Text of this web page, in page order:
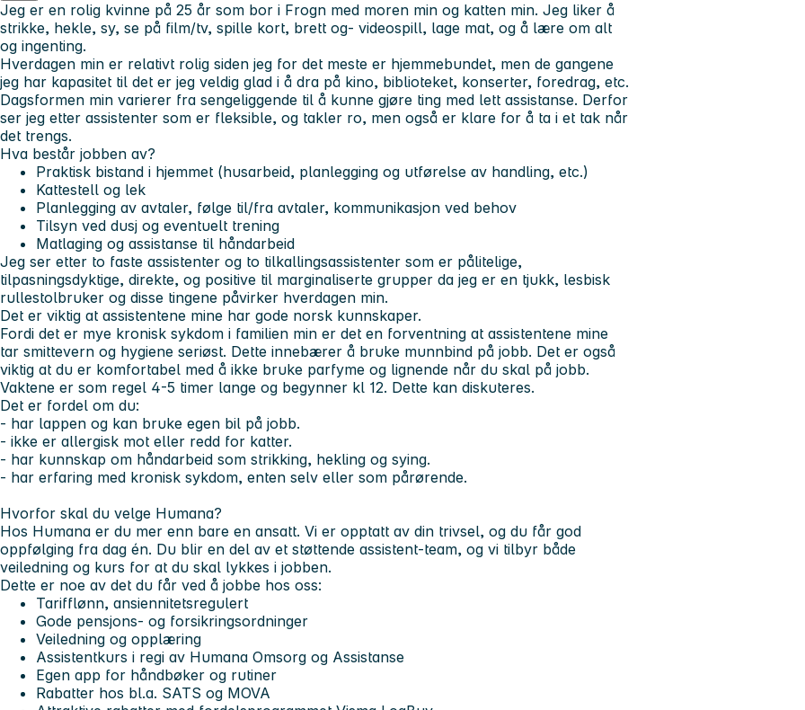
Jeg er en rolig kvinne på 25 år som bor i Frogn med moren min og katten min. Jeg liker å
strikke, hekle, sy, se på film/tv, spille kort, brett og- videospill, lage mat, og å lære om alt
og ingenting.
Hverdagen min er relativt rolig siden jeg for det meste er hjemmebundet, men de gangene
jeg har kapasitet til det er jeg veldig glad i å dra på kino, biblioteket, konserter, foredrag, etc.
Dagsformen min varierer fra sengeliggende til å kunne gjøre ting med lett assistanse. Derfor
ser jeg etter assistenter som er fleksible, og takler ro, men også er klare for å ta i et tak når
det trengs.
Hva består jobben av?
Praktisk bistand i hjemmet (husarbeid, planlegging og utførelse av handling, etc.)
Kattestell og lek
Planlegging av avtaler, følge til/fra avtaler, kommunikasjon ved behov
Tilsyn ved dusj og eventuelt trening
Matlaging og assistanse til håndarbeid
Jeg ser etter to faste assistenter og to tilkallingsassistenter som er pålitelige,
tilpasningsdyktige, direkte, og positive til marginaliserte grupper da jeg er en tjukk, lesbisk
rullestolbruker og disse tingene påvirker hverdagen min.
Det er viktig at assistentene mine har gode norsk kunnskaper.
Fordi det er mye kronisk sykdom i familien min er det en forventning at assistentene mine
tar smittevern og hygiene seriøst. Dette innebærer å bruke munnbind på jobb. Det er også
viktig at du er komfortabel med å ikke bruke parfyme og lignende når du skal på jobb.
Vaktene er som regel 4-5 timer lange og begynner kl 12. Dette kan diskuteres.
Det er fordel om du:
- har lappen og kan bruke egen bil på jobb.
- ikke er allergisk mot eller redd for katter.
- har kunnskap om håndarbeid som strikking, hekling og sying.
- har erfaring med kronisk sykdom, enten selv eller som pårørende.
Hvorfor skal du velge Humana?
Hos Humana er du mer enn bare en ansatt. Vi er opptatt av din trivsel, og du får god
oppfølging fra dag én. Du blir en del av et støttende assistent-team, og vi tilbyr både
veiledning og kurs for at du skal lykkes i jobben.
Dette er noe av det du får ved å jobbe hos oss:
Tarifflønn, ansiennitetsregulert
Gode pensjons- og forsikringsordninger
Veiledning og opplæring
Assistentkurs i regi av Humana Omsorg og Assistanse
Egen app for håndbøker og rutiner
Rabatter hos bl.a. SATS og MOVA